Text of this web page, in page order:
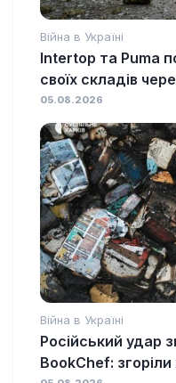
Війна в Україні
Intertop та Puma
своїх складів
05.08.2026
Війна в Україні
Російський удар
BookChef: